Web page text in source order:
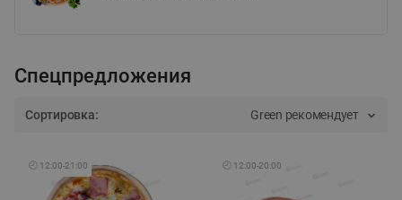
Спецпредложения
Сортировка: Green рекомендует
🕘 12:00-21:00 🕘 12:00-20:00